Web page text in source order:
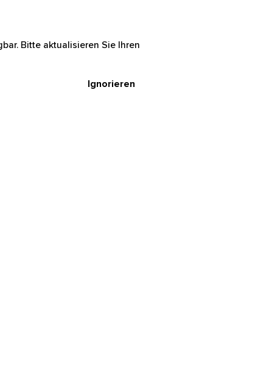
Bitte aktualisieren Sie Ihren
Ignorieren